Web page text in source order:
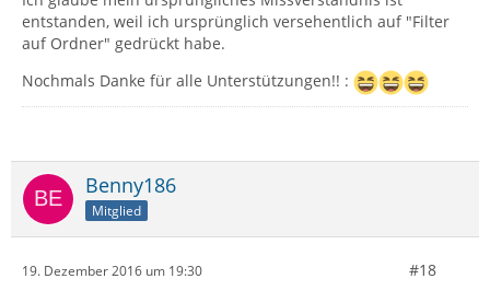
entstanden, weil ich ursprünglich versehentlich auf "Filter
auf Ordner" gedrückt habe.
Nochmals Danke für alle Unterstützungen!! :
Benny186
Mitglied
19. Dezember 2016 um 19:30 #18